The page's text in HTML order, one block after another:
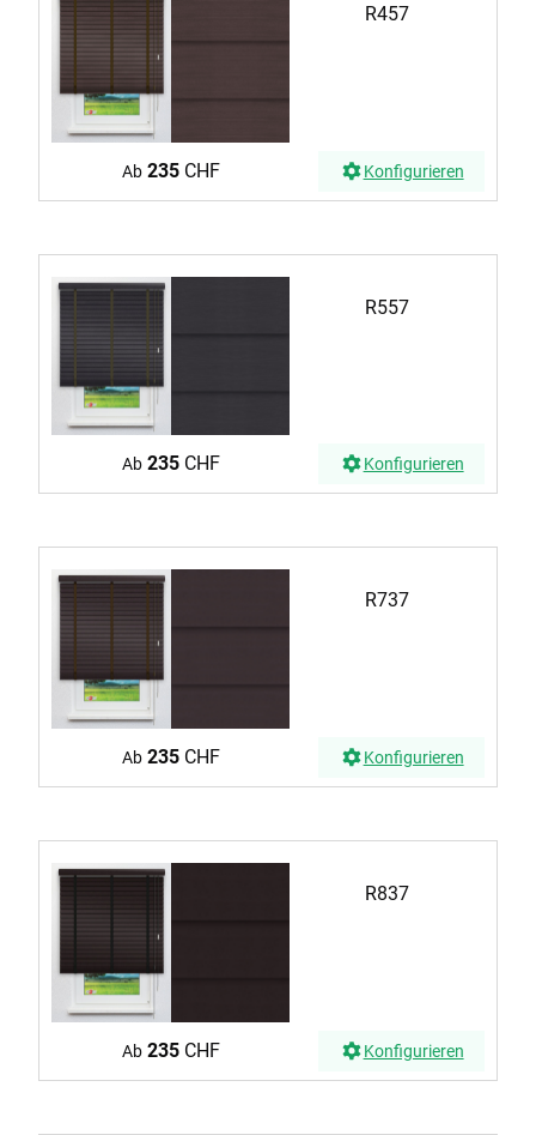
R457
Ab 235CHF Konfigurieren
R557
Ab 235CHF Konfigurieren
R737
Ab 235CHF Konfigurieren
R837
Ab 235CHF Konfigurieren